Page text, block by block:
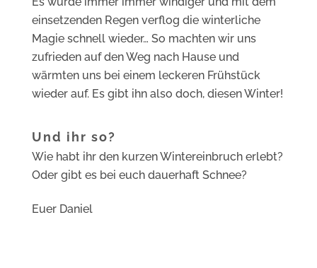
einsetzenden Regen verflog die winterliche
Magie schnell wieder… So machten wir uns
zufrieden auf den Weg nach Hause und
wärmten uns bei einem leckeren Frühstück
wieder auf. Es gibt ihn also doch, diesen Winter!
Und ihr so?
Wie habt ihr den kurzen Wintereinbruch erlebt?
Oder gibt es bei euch dauerhaft Schnee?
Euer Daniel